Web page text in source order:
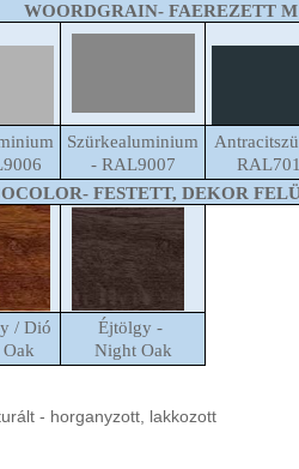
WOORDGRAIN- FAEREZETT
Szürkealuminium
- RAL9007
FESTETT, DEKOR
/ Dió
Éjtölgy -
Night Oak
- horganyzott, lakkozott